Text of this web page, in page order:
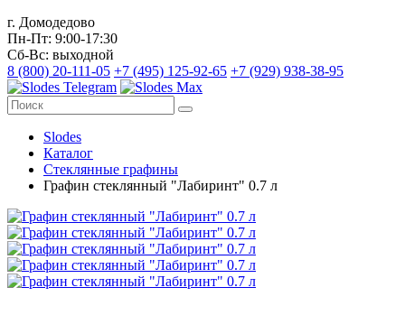
г. Домодедово
Пн-Пт: 9:00-17:30
Сб-Вс: выходной
8 (800) 20-111-05 +7 (495) 125-92-65 +7 (929) 938-38-95
Slodes
Каталог
Стеклянные графины
Графин стеклянный "Лабиринт" 0.7 л